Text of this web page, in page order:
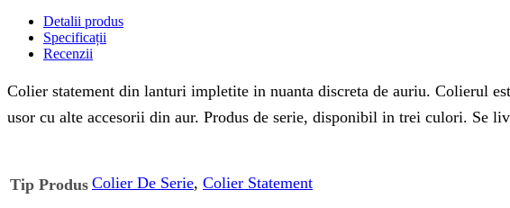
Detalii produs
Specificații
Recenzii
Colier statement din lanturi impletite in nuanta discreta de auriu. Colierul
usor cu alte accesorii din aur. Produs de serie, disponibil in trei culori. Se
Tip Produs Colier De Serie, Colier Statement